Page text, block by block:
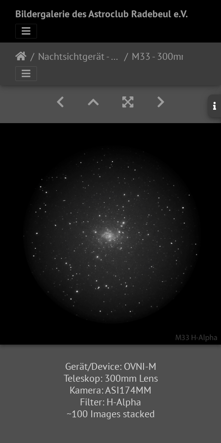
Bildergalerie des Astroclub Radebeul e.V.
Nachtsichtgerät - OVNI-M (Night Vision Device) M33 - 300mm
Gerät/Device: OVNI-M
Teleskop: 300mm Lens
Kamera: ASI174MM
Filter: H-Alpha
~100 Images stacked